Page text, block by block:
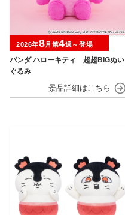
パンダ ハローキティ 超超BIGぬい
ぐるみ
2026年8月第4週～登場